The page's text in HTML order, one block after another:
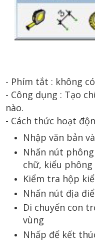
- Phím tắt : không
- Công dụng : Tạo
nào.
- Cách thức hoạt
Nhập văn bản
Nhấn nút
chữ, kiểu phông
Kiểm tra hộp
Nhấn nút địa
Di chuyển con
vùng
Nhấp để kết